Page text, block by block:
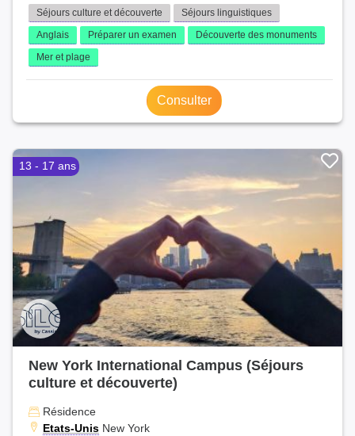
Séjours culture et découverte
Séjours linguistiques
Anglais
Préparer un examen
Découverte des monuments
Mer et plage
Consulter
13 - 17 ans
New York International Campus (Séjours
culture et découverte)
Résidence
Etats-Unis New York